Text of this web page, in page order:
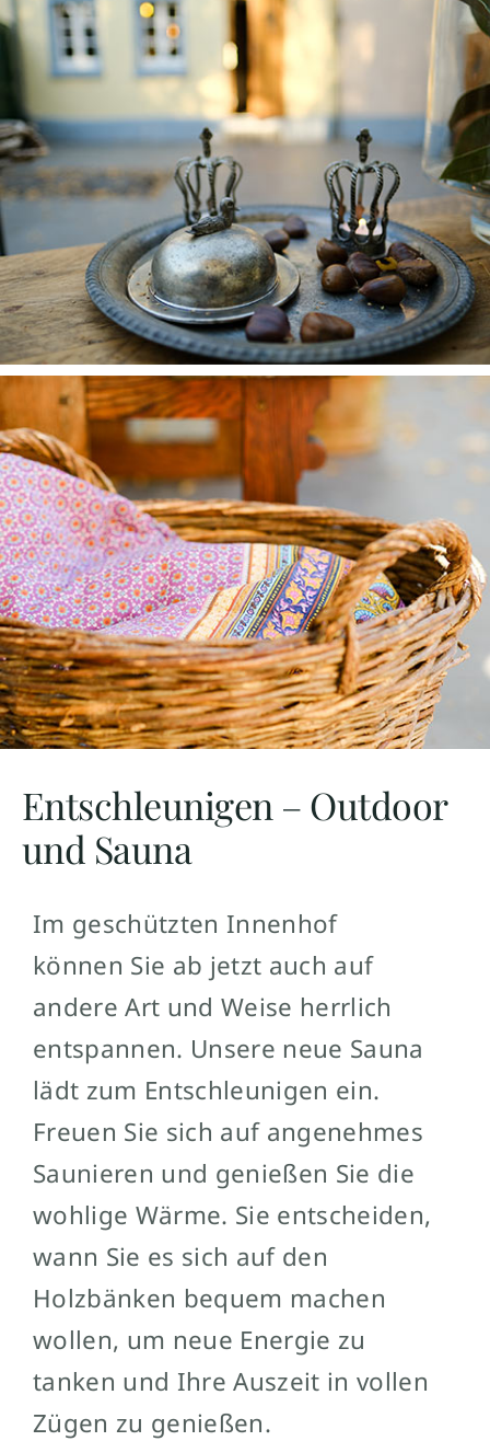
Entschleunigen – Outdoor
und Sauna
Im geschützten Innenhof
können Sie ab jetzt auch auf
andere Art und Weise herrlich
entspannen. Unsere neue Sauna
lädt zum Entschleunigen ein.
Freuen Sie sich auf angenehmes
Saunieren und genießen Sie die
wohlige Wärme. Sie entscheiden,
wann Sie es sich auf den
Holzbänken bequem machen
wollen, um neue Energie zu
tanken und Ihre Auszeit in vollen
Zügen zu genießen.